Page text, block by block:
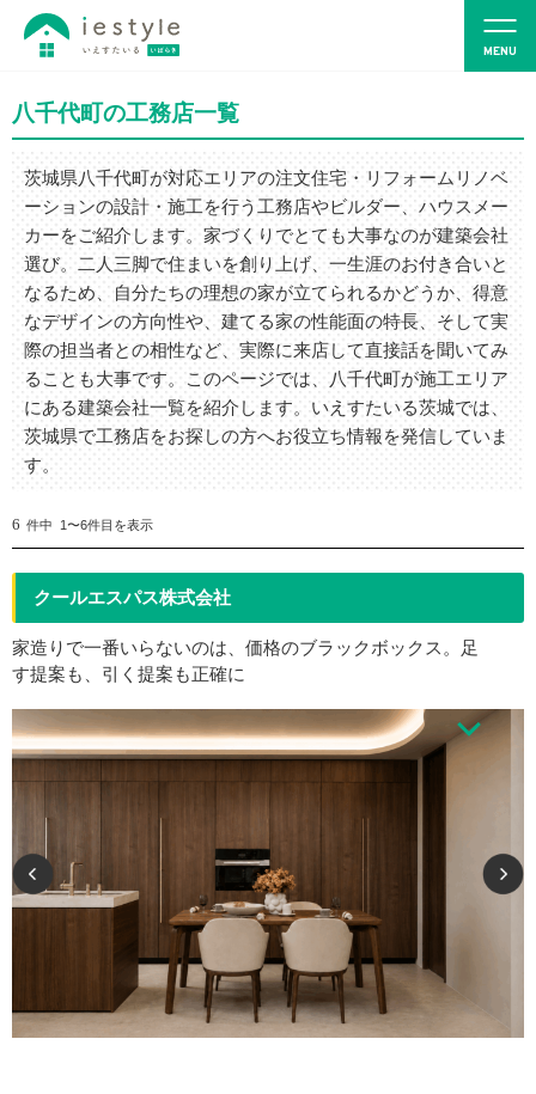
八千代町の工務店一覧
茨城県八千代町が対応エリアの注文住宅・リフォームリノベ
ーションの設計・施工を行う工務店やビルダー、ハウスメー
カーをご紹介します。家づくりでとても大事なのが建築会社
選び。二人三脚で住まいを創り上げ、一生涯のお付き合いと
なるため、自分たちの理想の家が立てられるかどうか、得意
なデザインの方向性や、建てる家の性能面の特長、そして実
際の担当者との相性など、実際に来店して直接話を聞いてみ
ることも大事です。このページでは、八千代町が施工エリア
にある建築会社一覧を紹介します。いえすたいる茨城では、
茨城県で工務店をお探しの方へお役立ち情報を発信していま
す。
6 件中 1〜6件目を表示
クールエスパス株式会社
家造りで一番いらないのは、価格のブラックボックス。足
す提案も、引く提案も正確に